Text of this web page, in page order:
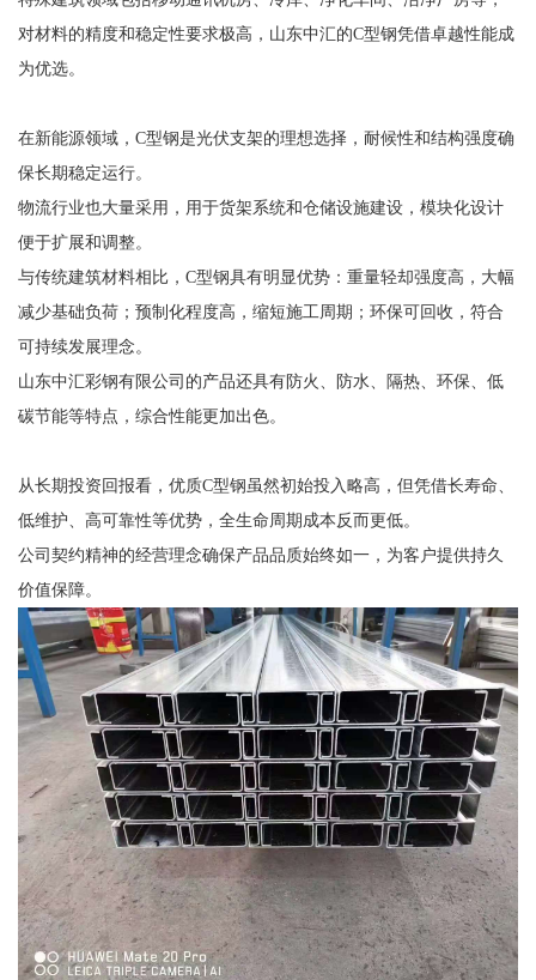
对材料的精度和稳定性要求极高，山东中汇的C型钢凭借卓越性能成
为优选。
在新能源领域，C型钢是光伏支架的理想选择，耐候性和结构强度确
保长期稳定运行。
物流行业也大量采用，用于货架系统和仓储设施建设，模块化设计
便于扩展和调整。
与传统建筑材料相比，C型钢具有明显优势：重量轻却强度高，大幅
减少基础负荷；预制化程度高，缩短施工周期；环保可回收，符合
可持续发展理念。
山东中汇彩钢有限公司的产品还具有防火、防水、隔热、环保、低
碳节能等特点，综合性能更加出色。
从长期投资回报看，优质C型钢虽然初始投入略高，但凭借长寿命、
低维护、高可靠性等优势，全生命周期成本反而更低。
公司契约精神的经营理念确保产品品质始终如一，为客户提供持久
价值保障。